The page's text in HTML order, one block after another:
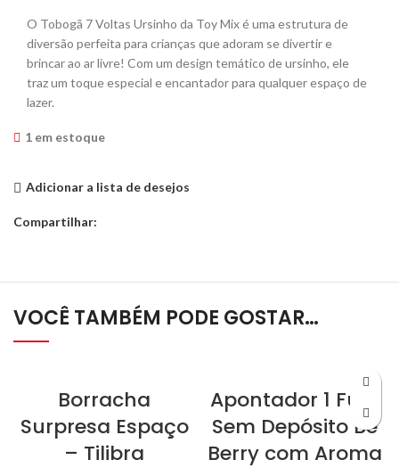
O Tobogã 7 Voltas Ursinho da Toy Mix é uma estrutura de
diversão perfeita para crianças que adoram se divertir e
brincar ao ar livre! Com um design temático de ursinho, ele
traz um toque especial e encantador para qualquer espaço de
lazer.
1 em estoque
Adicionar a lista de desejos
Compartilhar:
VOCÊ TAMBÉM PODE GOSTAR…
Borracha
Surpresa Espaço
– Tilibra
Apontador 1 Furo
Sem Depósito Be
Berry com Aroma